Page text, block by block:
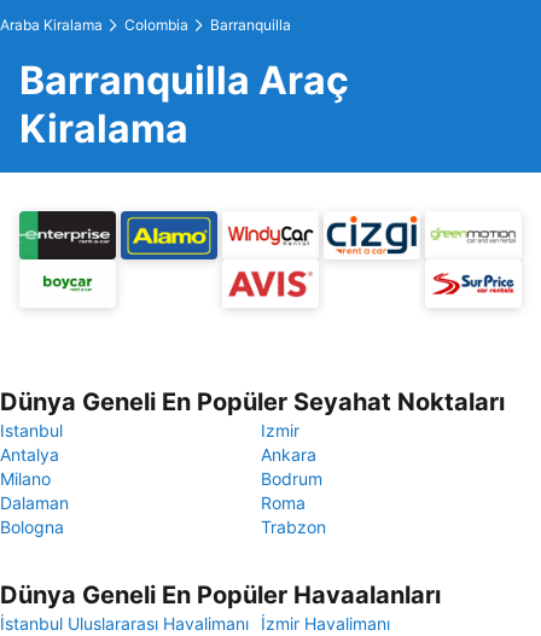
Araba Kiralama Colombia Barranquilla
Barranquilla Araç
Kiralama
Dünya Geneli En Popüler Seyahat Noktaları
Istanbul
Izmir
Antalya
Ankara
Milano
Bodrum
Dalaman
Roma
Bologna
Trabzon
Dünya Geneli En Popüler Havaalanları
İstanbul Uluslararası Havalimanı
İzmir Havalimanı